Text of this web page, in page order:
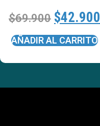
$69.900 $42.900
AÑADIR AL CARRITO